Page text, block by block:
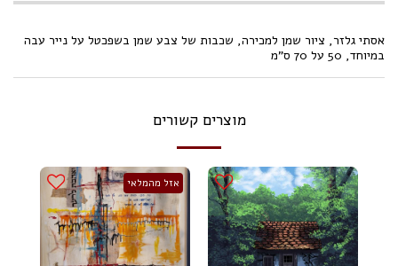
אסתי גלזר, ציור שמן למכירה, שכבות של צבע שמן בשפכטל על נייר עבה
במיוחד, 50 על 70 ס"מ
מוצרים קשורים
אזל מהמלאי